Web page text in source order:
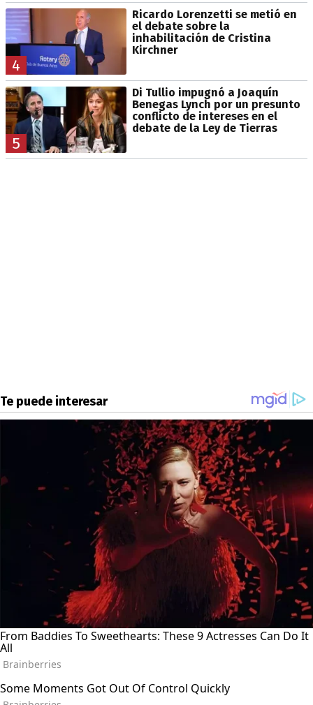
4
Ricardo Lorenzetti se metió en
el debate sobre la
inhabilitación de Cristina
Kirchner
5
Di Tullio impugnó a Joaquín
Benegas Lynch por un presunto
conflicto de intereses en el
debate de la Ley de Tierras